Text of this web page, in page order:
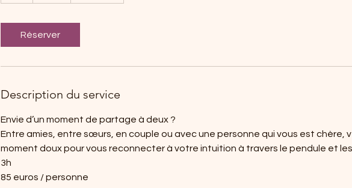
Réserver
Description du service
Envie d’un moment de partage à deux ?
Entre amies, entre sœurs, en couple ou avec une personne qui vous est chère,
moment doux pour vous reconnecter à votre intuition à travers le pendule et
3h
85 euros / personne